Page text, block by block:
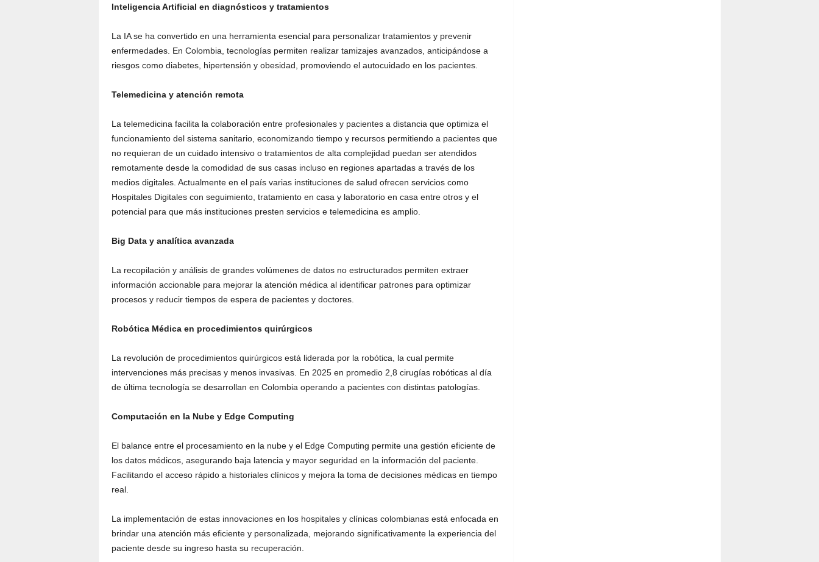
Inteligencia Artificial en diagnósticos y tratamientos
La IA se ha convertido en una herramienta esencial para personalizar tratamientos y prevenir
enfermedades. En Colombia, tecnologías permiten realizar tamizajes avanzados, anticipándose a
riesgos como diabetes, hipertensión y obesidad, promoviendo el autocuidado en los pacientes.
Telemedicina y atención remota
La telemedicina facilita la colaboración entre profesionales y pacientes a distancia que optimiza el
funcionamiento del sistema sanitario, economizando tiempo y recursos permitiendo a pacientes que
no requieran de un cuidado intensivo o tratamientos de alta complejidad puedan ser atendidos
remotamente desde la comodidad de sus casas incluso en regiones apartadas a través de los
medios digitales. Actualmente en el país varias instituciones de salud ofrecen servicios como
Hospitales Digitales con seguimiento, tratamiento en casa y laboratorio en casa entre otros y el
potencial para que más instituciones presten servicios e telemedicina es amplio.
Big Data y analítica avanzada
La recopilación y análisis de grandes volúmenes de datos no estructurados permiten extraer
información accionable para mejorar la atención médica al identificar patrones para optimizar
procesos y reducir tiempos de espera de pacientes y doctores.
Robótica Médica en procedimientos quirúrgicos
La revolución de procedimientos quirúrgicos está liderada por la robótica, la cual permite
intervenciones más precisas y menos invasivas. En 2025 en promedio 2,8 cirugías robóticas al día
de última tecnología se desarrollan en Colombia operando a pacientes con distintas patologías.
Computación en la Nube y Edge Computing
El balance entre el procesamiento en la nube y el Edge Computing permite una gestión eficiente de
los datos médicos, asegurando baja latencia y mayor seguridad en la información del paciente.
Facilitando el acceso rápido a historiales clínicos y mejora la toma de decisiones médicas en tiempo
real.
La implementación de estas innovaciones en los hospitales y clínicas colombianas está enfocada en
brindar una atención más eficiente y personalizada, mejorando significativamente la experiencia del
paciente desde su ingreso hasta su recuperación.